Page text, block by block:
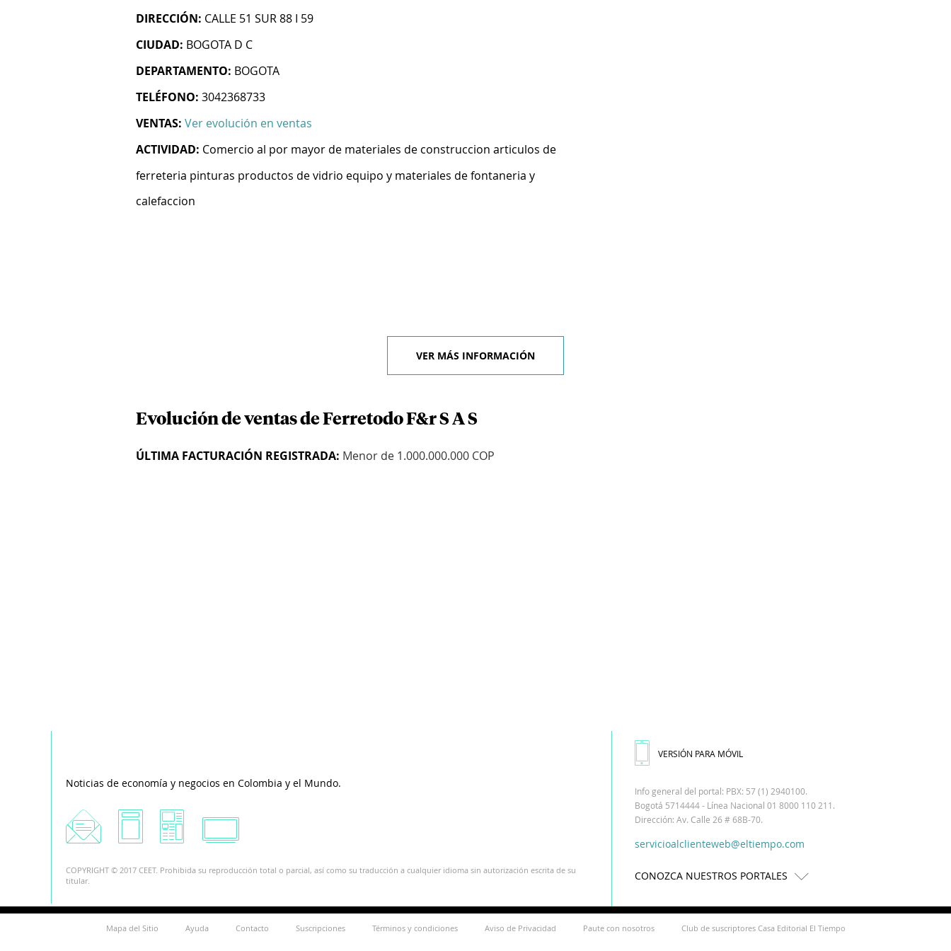
DIRECCIÓN: CALLE 51 SUR 88 I 59
CIUDAD: BOGOTA D C
DEPARTAMENTO: BOGOTA
TELÉFONO: 3042368733
VENTAS: Ver evolución en ventas
ACTIVIDAD: Comercio al por mayor de materiales de construccion articulos de
ferreteria pinturas productos de vidrio equipo y materiales de fontaneria y
calefaccion
VER MÁS INFORMACIÓN
Evolución de ventas de Ferretodo F&r S A S
ÚLTIMA FACTURACIÓN REGISTRADA: Menor de 1.000.000.000 COP
Noticias de economía y negocios en Colombia y el Mundo.
COPYRIGHT © 2017 CEET. Prohibida su reproducción total o parcial, así como su traducción a cualquier idioma sin autorización escrita de su
titular.
VERSIÓN PARA MÓVIL
Info general del portal: PBX: 57 (1) 2940100.
Bogotá 5714444 - Línea Nacional 01 8000 110 211.
Dirección: Av. Calle 26 # 68B-70.
servicioalclienteweb@eltiempo.com
CONOZCA NUESTROS PORTALES
Mapa del Sitio Ayuda Contacto Suscripciones Términos y condiciones Aviso de Privacidad Paute con nosotros Club de suscriptores Casa Editorial El Tiempo